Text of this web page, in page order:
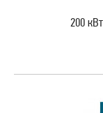
200 кВт